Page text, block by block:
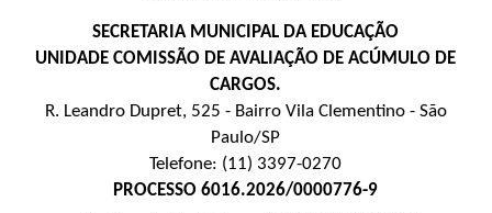
SECRETARIA MUNICIPAL DA EDUCAÇÃO
UNIDADE COMISSÃO DE AVALIAÇÃO DE ACÚMULO DE
CARGOS.
R. Leandro Dupret, 525 - Bairro Vila Clementino - São
Paulo/SP
Telefone: (11) 3397-0270
PROCESSO 6016.2026/0000776-9